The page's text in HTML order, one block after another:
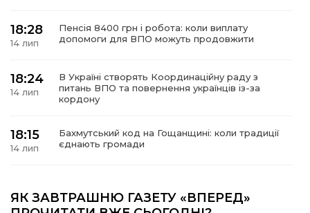
політика
місія
18:28
14 лип
Пенсія 8400 грн і робота: коли виплату
допомоги для ВПО можуть продовжити
18:24
14 лип
В Україні створять Координаційну раду з
питань ВПО та повернення українців із-за
кордону
18:15
14 лип
Бахмутський код на Гощанщині: коли традиції
єднають громади
10 лип
ЯК ЗАВТРАШНЮ ГАЗЕТУ «ВПЕРЕД»